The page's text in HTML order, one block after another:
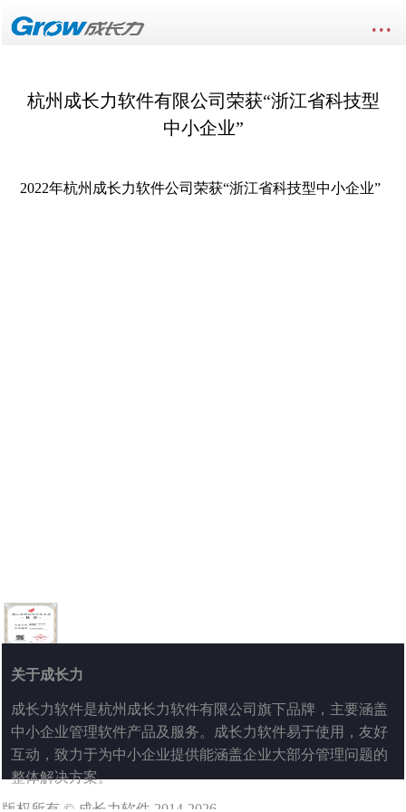
...
杭州成长力软件有限公司荣获“浙江省科技型
中小企业”
2022年杭州成长力软件公司荣获“浙江省科技型中小企业”
关于成长力
成长力软件是杭州成长力软件有限公司旗下品牌，主要涵盖
中小企业管理软件产品及服务。成长力软件易于使用，友好
互动，致力于为中小企业提供能涵盖企业大部分管理问题的
整体解决方案。
版权所有 © 成长力软件 2014-2026